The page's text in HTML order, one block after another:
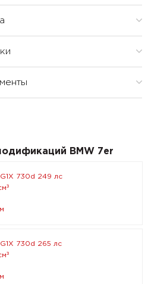
BMW 7er
730d 249 лс
³
730d 265 лс
³